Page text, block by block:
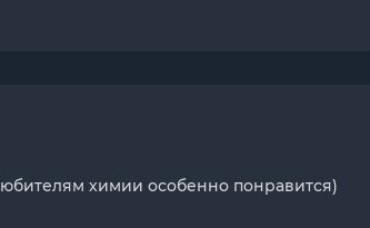
химии особенно понравится)